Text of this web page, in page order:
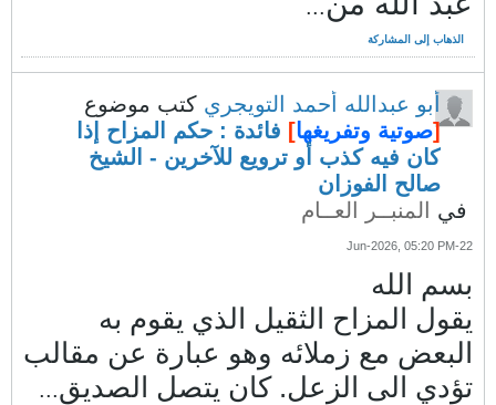
...
الذهاب إلى المشاركة
أبو عبدالله أحمد التويجري كتب موضوع
[صوتية وتفريغها] فائدة : حكم المزاح إذا
كان فيه كذب أو ترويع للآخرين - الشيخ
صالح الفوزان
في
المنبــر العــام
22-Jun-2026, 05:20 PM
بسم الله
يقول المزاح الثقيل الذي يقوم به
البعض مع زملائه وهو عبارة عن مقالب
تؤدي الى الزعل. كان يتصل الصديق...